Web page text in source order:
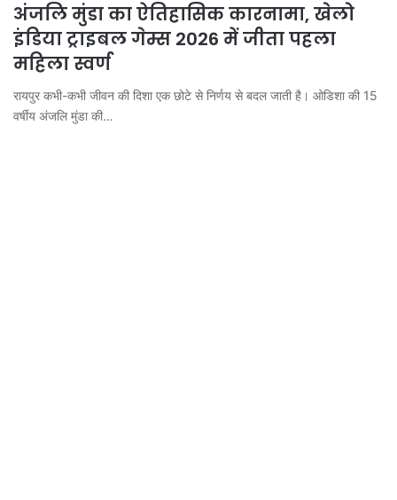
अंजलि मुंडा का ऐतिहासिक कारनामा, खेलो
इंडिया ट्राइबल गेम्स 2026 में जीता पहला
महिला स्वर्ण
रायपुर कभी-कभी जीवन की दिशा एक छोटे से निर्णय से बदल जाती है। ओडिशा की 15
वर्षीय अंजलि मुंडा की…